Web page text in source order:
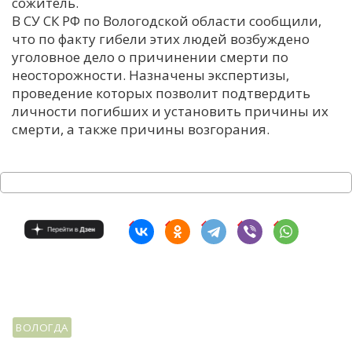
Е
И
К
С
Т
У
Х
В СУ СК РФ по Вологодской области сообщили,
что по факту гибели этих людей возбуждено
уголовное дело о причинении смерти по
неосторожности. Назначены экспертизы,
проведение которых позволит подтвердить
личности погибших и установить причины их
смерти, а также причины возгорания.
ВОЛОГДА